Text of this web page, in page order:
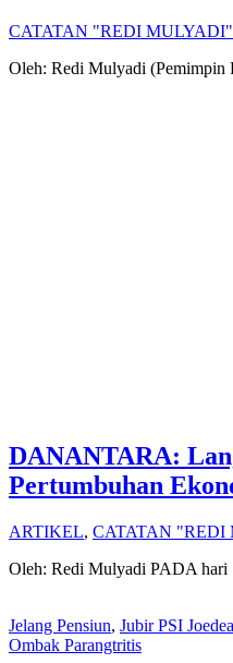
CATATAN "REDI MULYADI"
Oleh: Redi Mulyadi (Pemimpin
DANANTARA:
Pertumbuhan
ARTIKEL, CATATAN "REDI
Oleh: Redi Mulyadi PADA hari
Jelang Pensiun, Jubir PSI
Ombak Parangtritis